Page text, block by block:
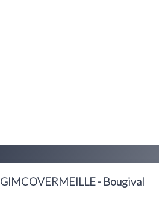
GIMCOVERMEILLE - Bougival